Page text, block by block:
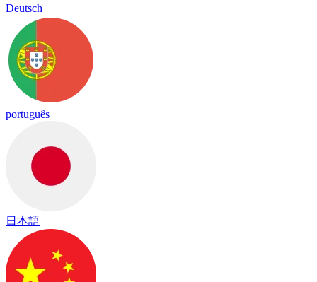
Deutsch
português
日本語